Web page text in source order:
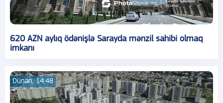
620 AZN aylıq ödənişlə Sarayda mənzil sahibi olmaq
imkanı
Dünən, 14:48